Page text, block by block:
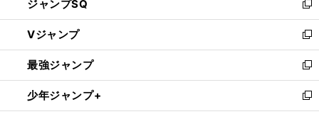
い
ウ
ィ
ン
ド
ウ
で
開
ジャンプSQ
新
し
い
ウ
ィ
ン
ド
ウ
Vジャンプ
新
し
い
ウ
ィ
ン
最強ジャンプ
新
し
い
ウ
少年ジャンプ+
新
し